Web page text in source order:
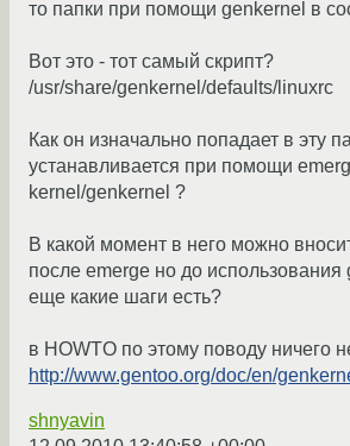
то папки при помощи genkernel в
Вот это - тот самый скрипт?
/usr/share/genkernel/defaults/linuxrc
Как он изначально попадает в эту
устанавливается при помощи
kernel/genkernel ?
В какой момент в него можно
после emerge но до
еще какие шаги есть?
в HOWTO по этому поводу ничего
http://www.gentoo.org/doc/en/
shnyavin